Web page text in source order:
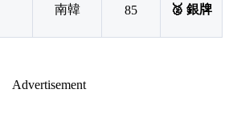
南韓 85 🥈 銀牌
Advertisement